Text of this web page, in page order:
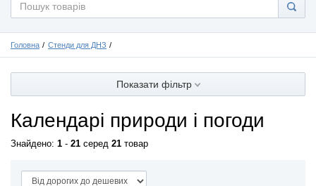
Головна Стенди для ДНЗ
Показати фільтр
Календарі природи і погоди
Знайдено: 1 - 21 серед 21 товар